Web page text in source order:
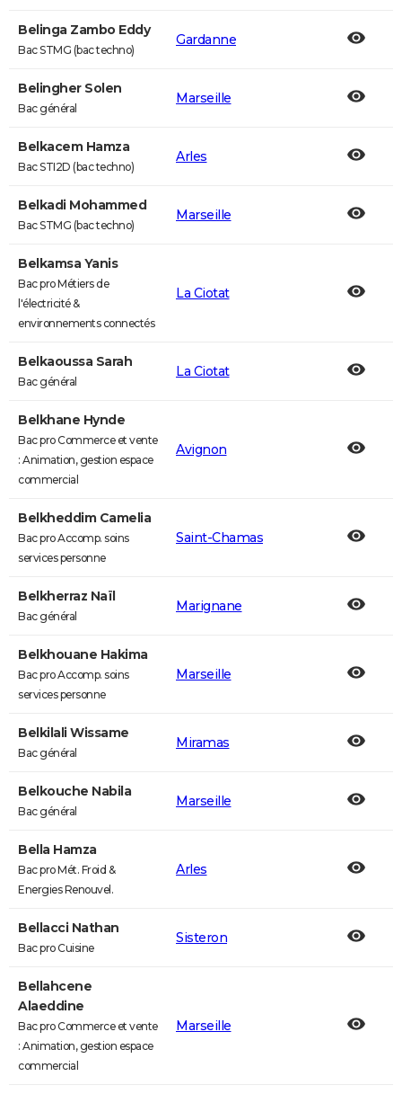
Belinga Zambo Eddy
Bac STMG (bac techno)
Gardanne
Belingher Solen
Bac général
Marseille
Belkacem Hamza
Bac STI2D (bac techno)
Arles
Belkadi Mohammed
Bac STMG (bac techno)
Marseille
Belkamsa Yanis
Bac pro Métiers de
l'électricité &
environnements connectés
La Ciotat
Belkaoussa Sarah
Bac général
La Ciotat
Belkhane Hynde
Bac pro Commerce et vente
: Animation, gestion espace
commercial
Avignon
Belkheddim Camelia
Bac pro Accomp. soins
services personne
Saint-Chamas
Belkherraz Naïl
Bac général
Marignane
Belkhouane Hakima
Bac pro Accomp. soins
services personne
Marseille
Belkilali Wissame
Bac général
Miramas
Belkouche Nabila
Bac général
Marseille
Bella Hamza
Bac pro Mét. Froid &
Energies Renouvel.
Arles
Bellacci Nathan
Bac pro Cuisine
Sisteron
Bellahcene
Alaeddine
Bac pro Commerce et vente
: Animation, gestion espace
commercial
Marseille